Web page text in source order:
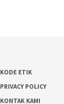
KODE ETIK
PRIVACY POLICY
KONTAK KAMI